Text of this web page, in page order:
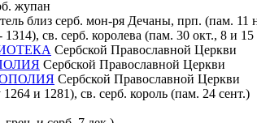
жупан
близ серб. мон-ря Дечаны, прп. (пам. 11
св. серб. королева (пам. 30 окт., 8 и
Сербской Православной Церкви
Сербской Православной Церкви
Сербской Православной Церкви
и 1281), св. серб. король (пам. 24 сент.)